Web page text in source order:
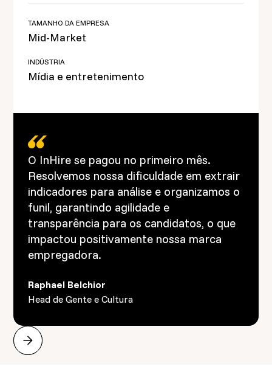
TAMANHO DA EMPRESA
Mid-Market
INDÚSTRIA
Mídia e entretenimento
O InHire se pagou no primeiro mês.
Resolvemos nossa dificuldade em extrair
indicadores para análise e organizamos o
funil, garantindo agilidade e
transparência para os candidatos, o que
impactou positivamente nossa marca
empregadora.
Raphael Belchior
Head de Gente e Cultura